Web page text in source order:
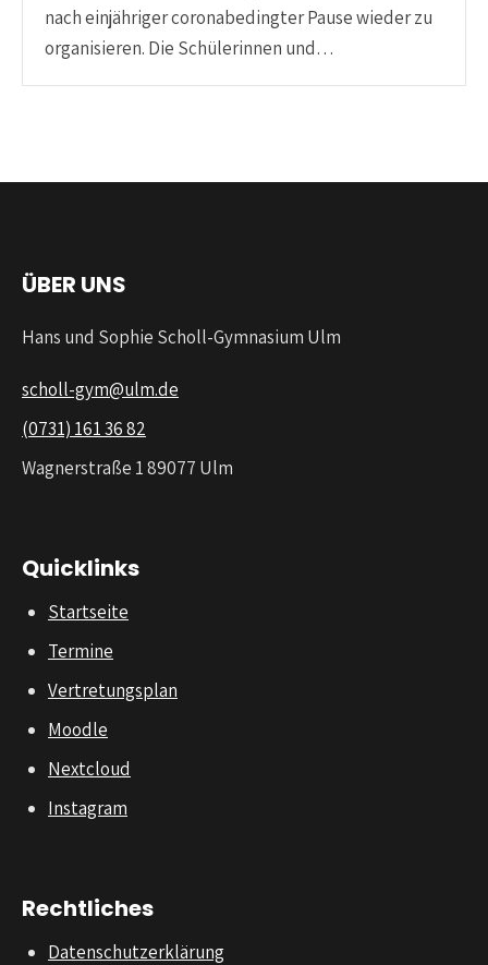
nach einjähriger coronabedingter Pause wieder zu
organisieren. Die Schülerinnen und…
ÜBER UNS
Hans und Sophie Scholl-Gymnasium Ulm
scholl-gym@ulm.de
(0731) 161 36 82
Wagnerstraße 1 89077 Ulm
Quicklinks
Startseite
Termine
Vertretungsplan
Moodle
Nextcloud
Instagram
Rechtliches
Datenschutzerklärung